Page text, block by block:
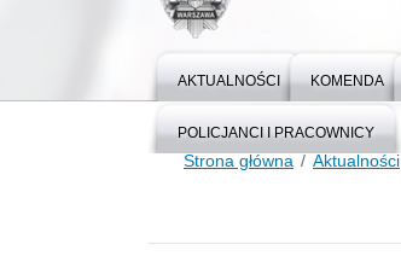
AKTUALNOŚCI KOMENDA
POLICJANCI I PRACOWNICY
Strona główna Aktualności